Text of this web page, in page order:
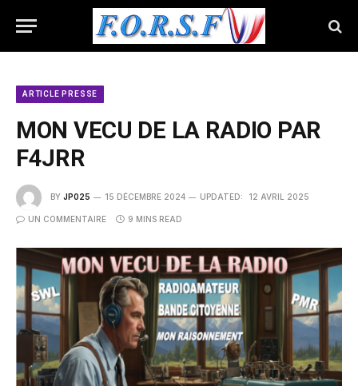
ARTICLE PRESSE
MON VECU DE LA RADIO PAR
F4JRR
BY JP025 15 DÉCEMBRE 2024 UPDATED: 12 AVRIL 2025
UN COMMENTAIRE 9 MINS READ